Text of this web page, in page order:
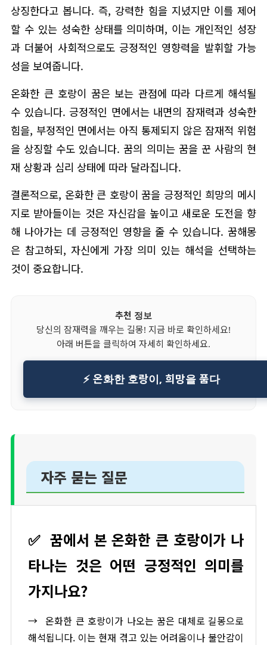
상징한다고 봅니다. 즉, 강력한 힘을 지녔지만 이를 제어
할 수 있는 성숙한 상태를 의미하며, 이는 개인적인 성장
과 더불어 사회적으로도 긍정적인 영향력을 발휘할 가능
성을 보여줍니다.
온화한 큰 호랑이 꿈은 보는 관점에 따라 다르게 해석될
수 있습니다. 긍정적인 면에서는 내면의 잠재력과 성숙한
힘을, 부정적인 면에서는 아직 통제되지 않은 잠재적 위험
을 상징할 수도 있습니다. 꿈의 의미는 꿈을 꾼 사람의 현
재 상황과 심리 상태에 따라 달라집니다.
결론적으로, 온화한 큰 호랑이 꿈을 긍정적인 희망의 메시
지로 받아들이는 것은 자신감을 높이고 새로운 도전을 향
해 나아가는 데 긍정적인 영향을 줄 수 있습니다. 꿈해몽
은 참고하되, 자신에게 가장 의미 있는 해석을 선택하는
것이 중요합니다.
추천 정보
당신의 잠재력을 깨우는 길몽! 지금 바로 확인하세요!
아래 버튼을 클릭하여 자세히 확인하세요.
⚡ 온화한 호랑이, 희망을 품다
자주 묻는 질문
✅ 꿈에서 본 온화한 큰 호랑이가 나
타나는 것은 어떤 긍정적인 의미를
가지나요?
→ 온화한 큰 호랑이가 나오는 꿈은 대체로 길몽으로
해석됩니다. 이는 현재 겪고 있는 어려움이나 불안감이